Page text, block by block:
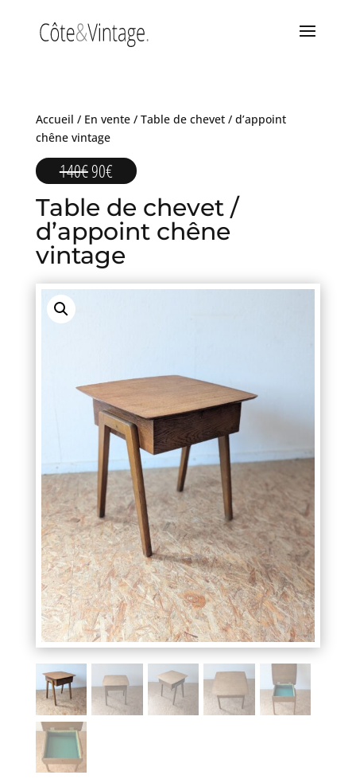
Accueil / En vente/ Table de chevet / d’appoint
chêne vintage
140€Le
prix
initial
était :
140€.
90€Le
prix
actuel
est :
90€.
Table de chevet /
d’appoint chêne
vintage